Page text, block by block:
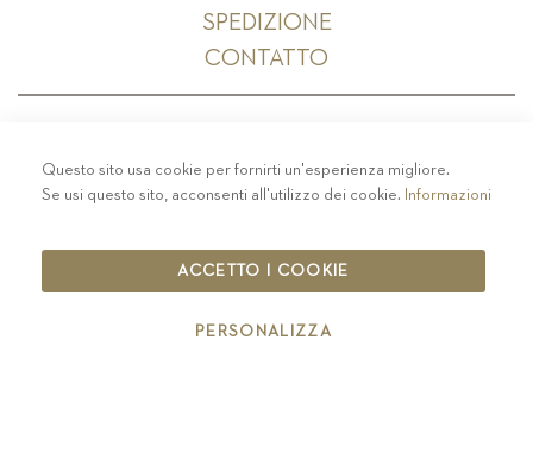
SPEDIZIONE
CONTATTO
PRIVACY-COLOPHON - COOKIE POLICY
CODICE ETICO
IT00126670215
Questo sito usa cookie per fornirti un'esperienza migliore.
Se usi questo sito, acconsenti all'utilizzo dei cookie. Informazioni
ACCETTO I COOKIE
PERSONALIZZA